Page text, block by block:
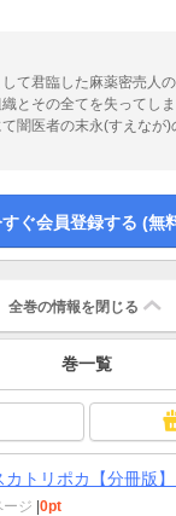
て君臨した麻薬密売人
とその全てを失ってし
闇医者の末永(すえなが)
麻薬密売人と闇医者、二
のものとなります。重
ぐ会員登録する (無
全巻の情報を 閉じる
巻一覧
カトリポカ【分冊版
ージ |0pt